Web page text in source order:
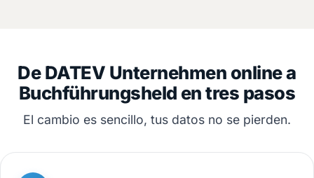
De DATEV Unternehmen online a
Buchführungsheld en tres pasos
El cambio es sencillo, tus datos no se pierden.